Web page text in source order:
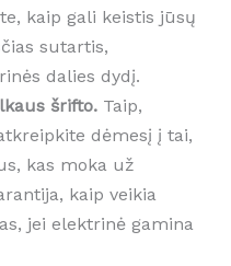
kaip gali keistis jūsų
sutartis,
dalies dydį.
šrifto.Taip,
dėmesį į tai,
kas moka už
kaip veikia
jei elektrinė gamina